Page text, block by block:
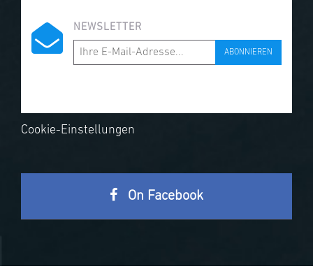
NEWSLETTER
ABONNIEREN
Cookie-Einstellungen
On Facebook